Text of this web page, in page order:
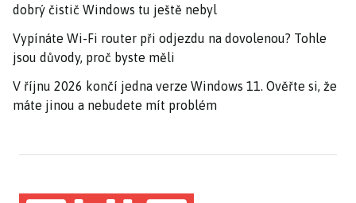
dobrý čistič Windows tu ještě nebyl
Vypínáte Wi-Fi router při odjezdu na dovolenou? Tohle
jsou důvody, proč byste měli
V říjnu 2026 končí jedna verze Windows 11. Ověřte si, že
máte jinou a nebudete mít problém